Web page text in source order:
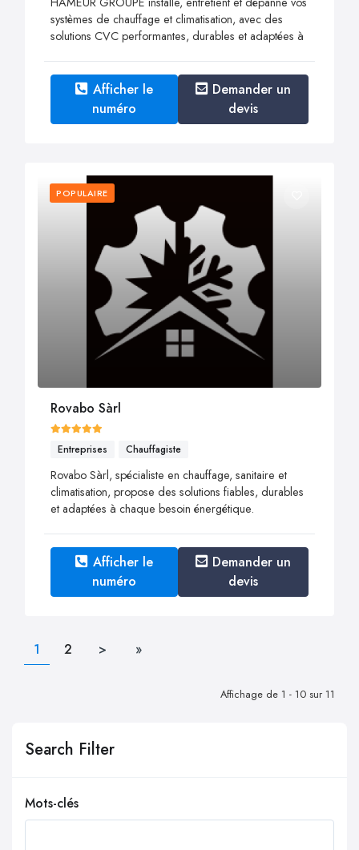
Search Filter
Mots-clés
systèmes de chauffage et climatisation, avec des
solutions CVC performantes, durables et adaptées à
Afficher le
numéro
Demander un
devis
POPULAIRE
Rovabo Sàrl
Entreprises Chauffagiste
Rovabo Sàrl, spécialiste en chauffage, sanitaire et
climatisation, propose des solutions fiables, durables
et adaptées à chaque besoin énergétique.
Afficher le
numéro
Demander un
devis
1 2 > »
Affichage de 1 - 10 sur 11